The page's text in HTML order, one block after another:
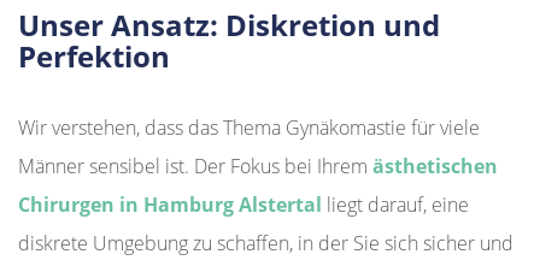
Unser Ansatz: Diskretion und
Perfektion
Wir verstehen, dass das Thema Gynäkomastie für viele
Männer sensibel ist. Der Fokus bei Ihrem ästhetischen
Chirurgen in Hamburg Alstertal liegt darauf, eine
diskrete Umgebung zu schaffen, in der Sie sich sicher und